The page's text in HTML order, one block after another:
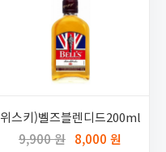
위스키)벨즈블렌디드200ml
9,900 원 8,000 원